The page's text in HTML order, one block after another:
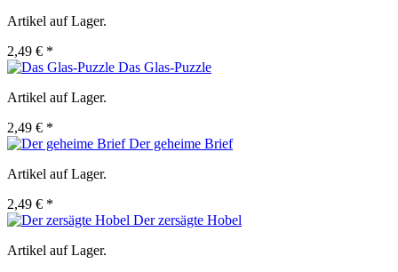
Artikel auf Lager.
2,49 € *
Das Glas-Puzzle
Artikel auf Lager.
2,49 € *
Der geheime Brief
Artikel auf Lager.
2,49 € *
Der zersägte Hobel
Artikel auf Lager.